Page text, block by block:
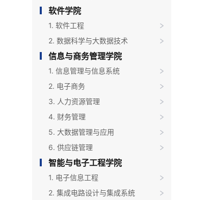
软件学院
1. 软件工程
2. 数据科学与大数据技术
信息与商务管理学院
1. 信息管理与信息系统
2. 电子商务
3. 人力资源管理
4. 财务管理
5. 大数据管理与应用
6. 供应链管理
智能与电子工程学院
1. 电子信息工程
2. 集成电路设计与集成系统